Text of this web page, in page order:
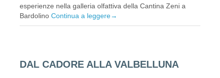
esperienze nella galleria olfattiva della Cantina Zeni a
Bardolino Continua a leggere→
DAL CADORE ALLA VALBELLUNA